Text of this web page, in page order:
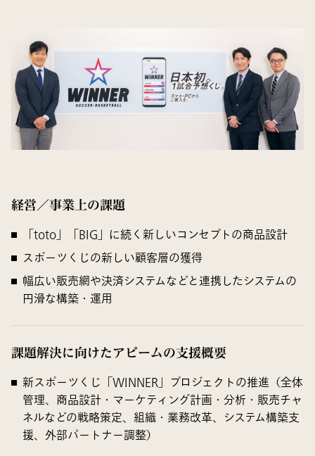
経営／事業上の課題
「toto」「BIG」に続く新しいコンセプトの商品設計
スポーツくじの新しい顧客層の獲得
幅広い販売網や決済システムなどと連携したシステムの
円滑な構築・運用
課題解決に向けたアビームの支援概要
新スポーツくじ「WINNER」プロジェクトの推進（全体
管理、商品設計・マーケティング計画・分析・販売チャ
ネルなどの戦略策定、組織・業務改革、システム構築支
援、外部パートナー調整）